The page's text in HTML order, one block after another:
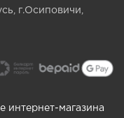
г.Осиповичи,
интернет-магазина